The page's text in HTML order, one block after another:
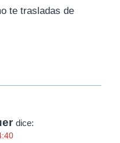
te trasladas de
dice: